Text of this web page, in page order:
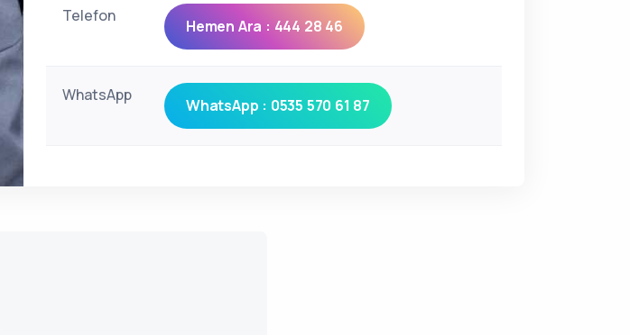
Telefon
Hemen Ara : 444 28 46
WhatsApp
WhatsApp : 0535 570 61 87